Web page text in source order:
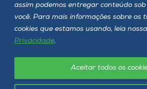
assim podemos entregar conteúdo
você. Para mais informações sobre os
cookies que estamos usando, leia nossa
Privacidade.
Aceitar todos os
Política de privacidade LGPD